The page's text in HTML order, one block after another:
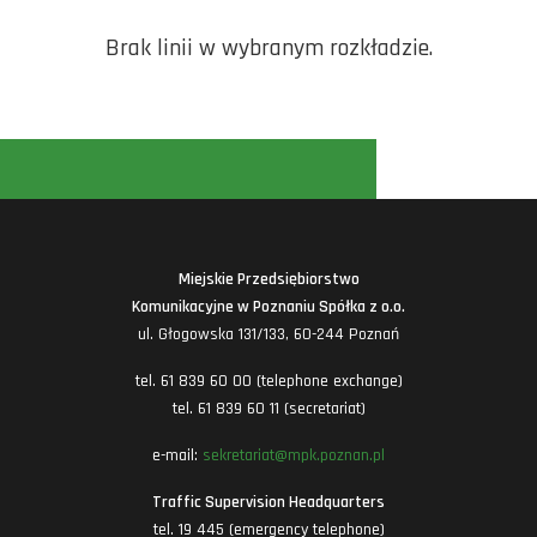
Brak linii w wybranym rozkładzie.
Miejskie Przedsiębiorstwo
Komunikacyjne w Poznaniu Spółka z o.o.
ul. Głogowska 131/133, 60-244 Poznań
tel. 61 839 60 00 (telephone exchange)
tel. 61 839 60 11 (secretariat)
e-mail: sekretariat@mpk.poznan.pl
Traffic Supervision Headquarters
tel. 19 445 (emergency telephone)